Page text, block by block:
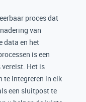
proces dat
van
data en het
is een
Het is
te integreren in elk
een sluitpost te